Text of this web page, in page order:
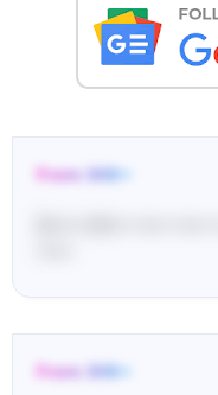
From: SHE••
From: SHE••